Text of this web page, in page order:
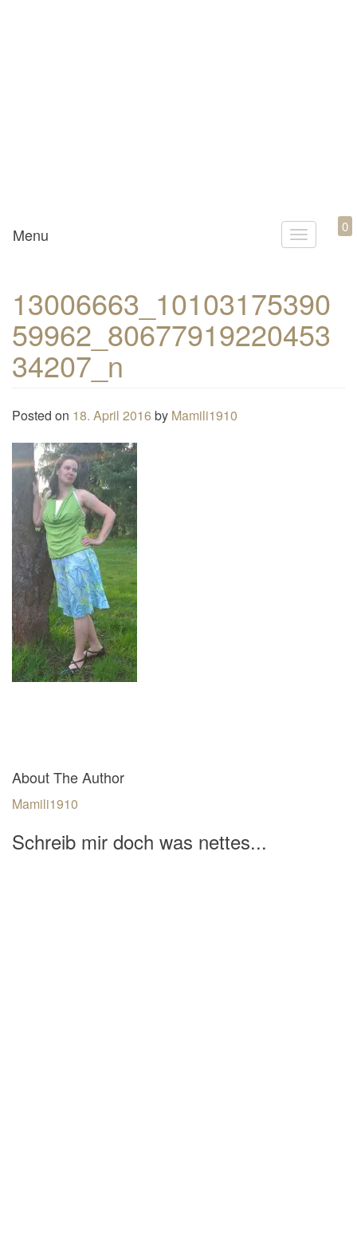
Mamili1910
T
g
e
Menu 0
13006663_10103175390
59962_80677919220453
34207_n
Posted on 18. April 2016 by Mamili1910
About The Author
Mamili1910
Schreib mir doch was nettes...